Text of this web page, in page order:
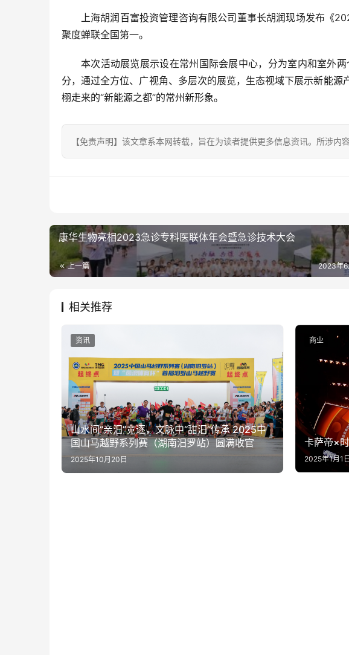
上海胡润百富投资管理咨询有限公司董事长胡润现场发布《
聚度蝉联全国第一。
本次活动展览展示设在常州国际会展中心，分为室内和室外
分，通过全方位、广视角、多层次的展览，生态视域下展示新能
栩走来的“新能源之都”的常州新形象。
【免责声明】该文章系本网转载，旨在为读者提供更多信息资讯。所涉
康华生物亮相2023急诊专科医联体年会暨急诊技术大会
上一篇 2023年6
相关推荐
山水间“亲汨”竞逐，文脉中“甜汨”传承 2025中
国山马越野系列赛（湖南汨罗站）圆满收官
2025年10月20日
资讯
卡萨帝×
2025年1月1
商业